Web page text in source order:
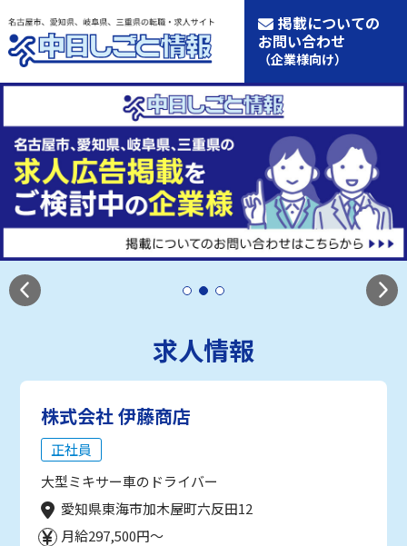
掲載についての
お問い合わせ
（企業様向け）
求人情報
株式会社 伊藤商店
正社員
大型ミキサー車のドライバー
愛知県東海市加木屋町六反田12
月給297,500円～